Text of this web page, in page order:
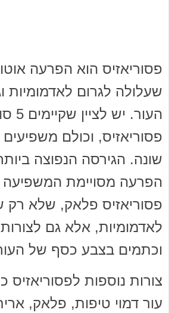
פסוריאזיס הוא הפרעה
שעלולה לגרום לאדמומיות
פסוריאזיס, וכולם
שונה. הגירסה הנפוצה
הפרעה מסויימת המשפיעה
פסוריאזיס פלאק, שלא רק
לאדמומיות, אלא גם
וכתמים בצבע כסף של
צורות נוספות לפסוריאזיס
עור דמוי טיפות, פלאק,